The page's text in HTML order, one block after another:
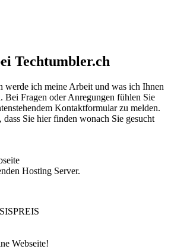
Techtumbler.ch
werde ich meine Arbeit und was ich Ihnen
Bei Fragen oder Anregungen fühlen Sie
Kontaktformular zu melden.
Sie hier finden wonach Sie gesucht
Hosting Server.
Webseite!